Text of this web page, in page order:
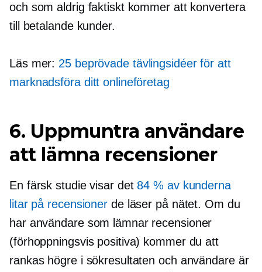
och som aldrig faktiskt kommer att konvertera
till betalande kunder.
Läs mer: 25 beprövade tävlingsidéer för att
marknadsföra ditt onlineföretag
6. Uppmuntra användare
att lämna recensioner
En färsk studie visar det 84 % av kunderna
litar på recensioner de läser på nätet. Om du
har användare som lämnar recensioner
(förhoppningsvis positiva) kommer du att
rankas högre i sökresultaten och användare är